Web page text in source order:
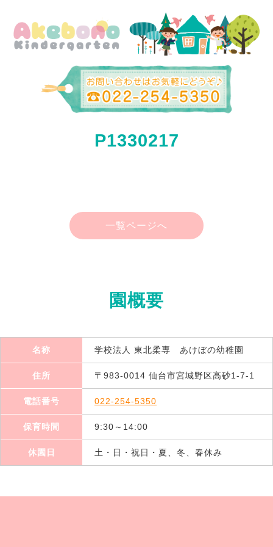
P1330217
一覧ページへ
園概要
名称 学校法人 東北柔専 あけぼの幼稚園
住所 〒983-0014 仙台市宮城野区高砂1-7-1
電話番号 022-254-5350
保育時間 9:30～14:00
休園日 土・日・祝日・夏、冬、春休み